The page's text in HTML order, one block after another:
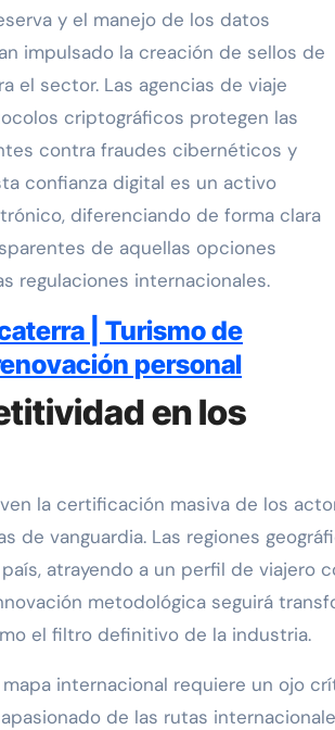
y el manejo de los datos
impulsado la creación de sellos de
el sector. Las agencias de viaje
criptográficos protegen las
contra fraudes cibernéticos y
confianza digital es un activo
diferenciando de forma clara
de aquellas opciones
regulaciones internacionales.
| Turismo de
personal
en los
la certificación masiva de los
de vanguardia. Las regiones
atrayendo a un perfil de viajero
metodológica seguirá
el filtro definitivo de la industria.
internacional requiere un ojo
de las rutas